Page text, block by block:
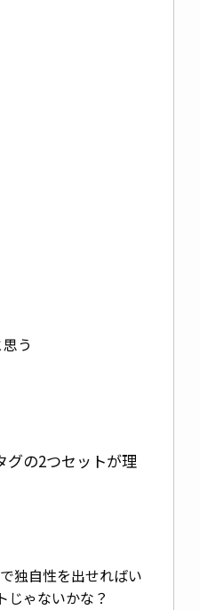
う
グの2つセットが理
独自性を出せればい
じゃないかな？